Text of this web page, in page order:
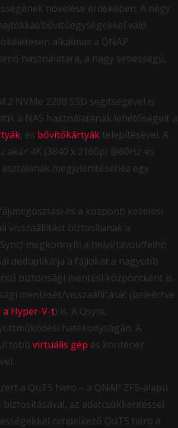
növelése érdekében. A négy
bővítőegységekkel való
alkalmas a QNAP
használatára, a nagy sebességű,
NVMe 2280 SSD segítségével is
a NAS használatának lehetőségeit a
, és bővítőkártyák telepítésével. A
4K (3840 x 2160p) @60Hz-es
megjelenítéséhez egy
és a központi kezelési
visszaállítást biztosítanak a
megkönnyíti a helyi/távoli/felhő
deduplikálja a fájlokat a nagyobb
biztonsági mentési központként is
mentését/visszaállítását (beleértve
Hyper-V-t) is. A Qsync
hatékonyságán. A
több virtuális gép és konténer
a QuTS hero – a QNAP ZFS-alapú
az adatcsökkentéssel
rendelkező QuTS hero a